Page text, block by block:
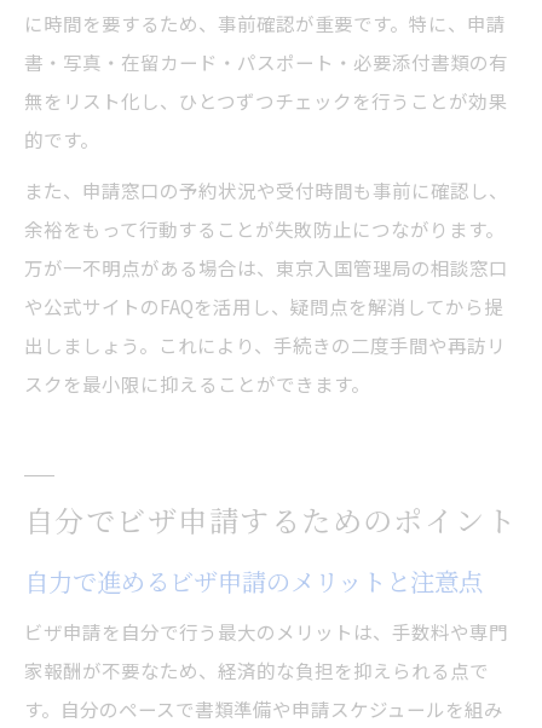
に時間を要するため、事前確認が重要です。特に、申請
書・写真・在留カード・パスポート・必要添付書類の有
無をリスト化し、ひとつずつチェックを行うことが効果
的です。
また、申請窓口の予約状況や受付時間も事前に確認し、
余裕をもって行動することが失敗防止につながります。
万が一不明点がある場合は、東京入国管理局の相談窓口
や公式サイトのFAQを活用し、疑問点を解消してから提
出しましょう。これにより、手続きの二度手間や再訪リ
スクを最小限に抑えることができます。
自分でビザ申請するためのポイント
自力で進めるビザ申請のメリットと注意点
ビザ申請を自分で行う最大のメリットは、手数料や専門
家報酬が不要なため、経済的な負担を抑えられる点で
す。自分のペースで書類準備や申請スケジュールを組み